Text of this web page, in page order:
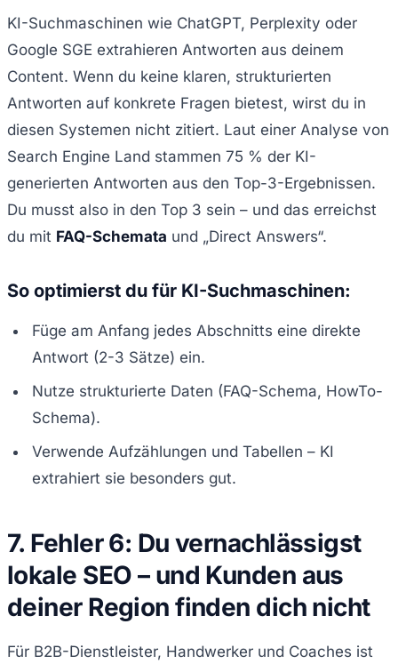
KI-Suchmaschinen wie ChatGPT, Perplexity oder
Google SGE extrahieren Antworten aus deinem
Content. Wenn du keine klaren, strukturierten
Antworten auf konkrete Fragen bietest, wirst du in
diesen Systemen nicht zitiert. Laut einer Analyse von
Search Engine Land stammen 75 % der KI-
generierten Antworten aus den Top-3-Ergebnissen.
Du musst also in den Top 3 sein – und das erreichst
du mit FAQ-Schemata und „Direct Answers“.
So optimierst du für KI-Suchmaschinen:
Füge am Anfang jedes Abschnitts eine direkte
Antwort (2-3 Sätze) ein.
Nutze strukturierte Daten (FAQ-Schema, HowTo-
Schema).
Verwende Aufzählungen und Tabellen – KI
extrahiert sie besonders gut.
7. Fehler 6: Du vernachlässigst
lokale SEO – und Kunden aus
deiner Region finden dich nicht
Für B2B-Dienstleister, Handwerker und Coaches ist